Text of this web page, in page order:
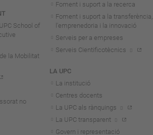
School of
la Mobilitat
no
Foment i suport a la recerca
Foment i suport a la transferència,
l'emprenedoria i la innovació
Serveis per a empreses
Serveis Cientificotècnics
LA UPC
La institució
Centres docents
La UPC als rànquings
La UPC transparent
Govern i representació